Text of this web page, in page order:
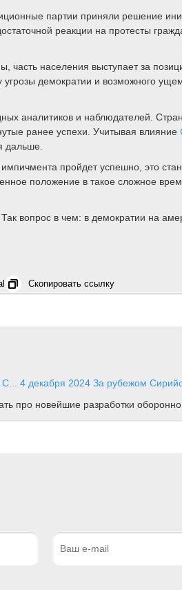
партии приняли решение
реакции на протесты
населения выступает за
демократии и возможного
аналитиков и наблюдателей.
ранее успехи. Учитывая влияние
дальше.
пройдет успешно, это
положение в такое сложное
вопрос в чем: в демократии на
Скопировать ссылку
4 декабря 2024 За рубежом
про новейшие разработки